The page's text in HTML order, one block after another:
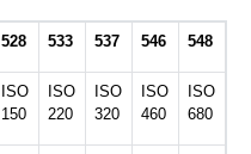
528 533 537 546 548
ISO
150
ISO
220
ISO
320
ISO
460
ISO
680